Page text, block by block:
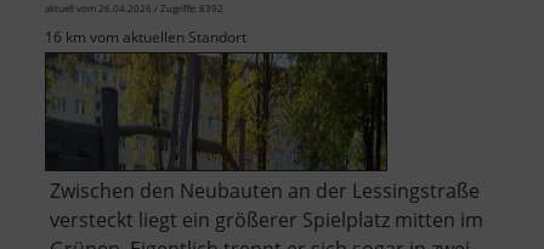
aktuell vom 26.04.2026 / Zugriffe: 8392
16 km vom aktuellen Standort
Zwischen den Neubauten an der Lessingstraße
versteckt liegt ein größerer Spielplatz mitten im